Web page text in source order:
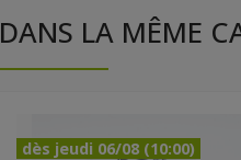
DANS LA MÊME
dès jeudi 06/08 (10:00)